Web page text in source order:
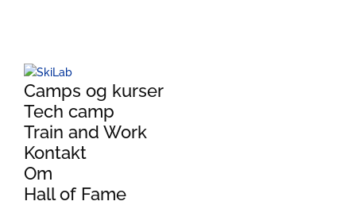
Camps og kurser
Tech camp
Train and Work
Kontakt
Om
Hall of Fame